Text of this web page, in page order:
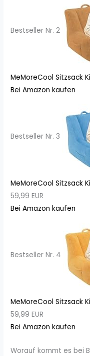
Bestseller Nr. 2
MeMoreCool Sitzsack
Bei Amazon kaufen
Bestseller Nr. 3
MeMoreCool Sitzsack
59,99 EUR
Bei Amazon kaufen
Bestseller Nr. 4
MeMoreCool Sitzsack
59,99 EUR
Bei Amazon kaufen
Worauf kommt es bei